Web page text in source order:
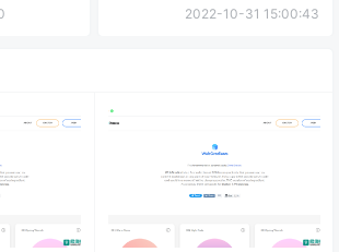
2022-10-31 15:00:43